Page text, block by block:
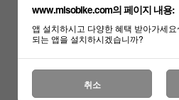
www.misobike.com의 페이지 내용:
앱 설치하시고 다양한 혜택 받아가세
되는 앱을 설치하시겠습니까?
취소